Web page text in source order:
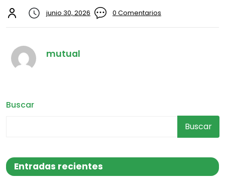
Buscar
Buscar
Entradas recientes
junio 30, 2026 0 Comentarios
mutual